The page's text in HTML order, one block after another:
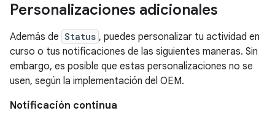
Personalizaciones adicionales
Además de Status , puedes personalizar tu actividad en
curso o tus notificaciones de las siguientes maneras. Sin
embargo, es posible que estas personalizaciones no se
usen, según la implementación del OEM.
Notificación continua